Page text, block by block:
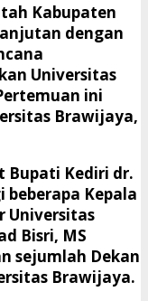
Kabupaten
dengan
Universitas
ini
Brawijaya,
Bupati Kediri dr.
Kepala
Universitas
Bisri, MS
sejumlah Dekan
Brawijaya.